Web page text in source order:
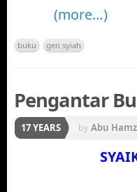
(more…)
buku gen syiah
Pengantar
17 YEARS byAbu